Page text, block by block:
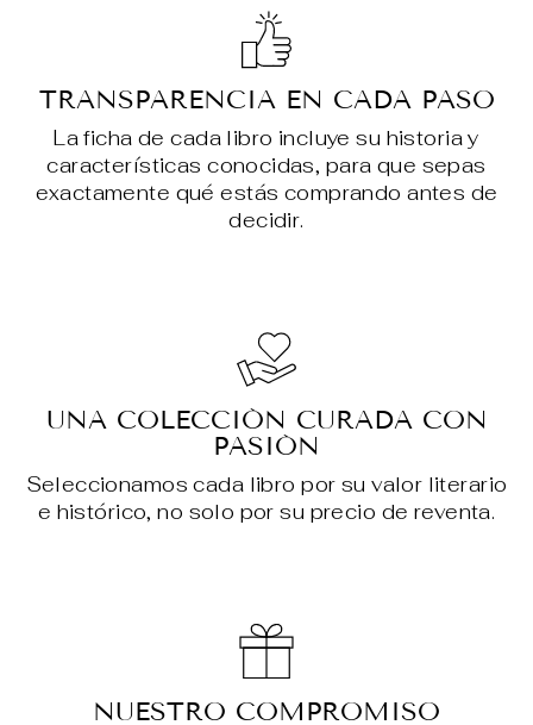
TRANSPARENCIA EN CADA PASO
La ficha de cada libro incluye su historia y
características conocidas, para que sepas
exactamente qué estás comprando antes de
decidir.
UNA COLECCIÓN CURADA CON
PASIÓN
Seleccionamos cada libro por su valor literario
e histórico, no solo por su precio de reventa.
NUESTRO COMPROMISO